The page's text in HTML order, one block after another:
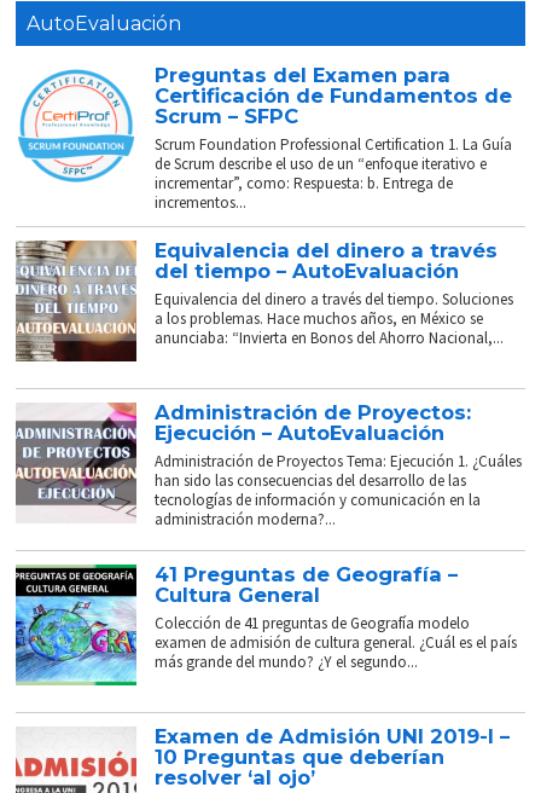
AutoEvaluación
Preguntas del Examen para
Certificación de Fundamentos de
Scrum – SFPC
Scrum Foundation Professional Certification 1. La Guía
de Scrum describe el uso de un “enfoque iterativo e
incrementar”, como: Respuesta: b. Entrega de
incrementos...
Equivalencia del dinero a través
del tiempo – AutoEvaluación
Equivalencia del dinero a través del tiempo. Soluciones
a los problemas. Hace muchos años, en México se
anunciaba: “Invierta en Bonos del Ahorro Nacional,...
Administración de Proyectos:
Ejecución – AutoEvaluación
Administración de Proyectos Tema: Ejecución 1. ¿Cuáles
han sido las consecuencias del desarrollo de las
tecnologías de información y comunicación en la
administración moderna?...
41 Preguntas de Geografía –
Cultura General
Colección de 41 preguntas de Geografía modelo
examen de admisión de cultura general. ¿Cuál es el país
más grande del mundo? ¿Y el segundo...
Examen de Admisión UNI 2019-I –
10 Preguntas que deberían
resolver ‘al ojo’